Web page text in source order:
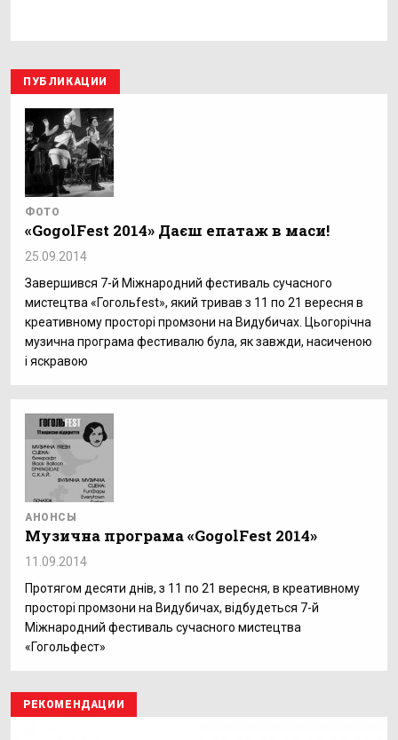
ПУБЛИКАЦИИ
ФОТО
«GogolFest 2014» Даєш епатаж в маси!
25.09.2014
Завершився 7-й Міжнародний фестиваль сучасного
мистецтва «Гогольfest», який тривав з 11 по 21 вересня в
креативному просторі промзони на Видубичах. Цьогорічна
музична програма фестивалю була, як завжди, насиченою
і яскравою
АНОНСЫ
Музична програма «GogolFest 2014»
11.09.2014
Протягом десяти днів, з 11 по 21 вересня, в креативному
просторі промзони на Видубичах, відбудеться 7-й
Міжнародний фестиваль сучасного мистецтва
«Гогольфест»
РЕКОМЕНДАЦИИ